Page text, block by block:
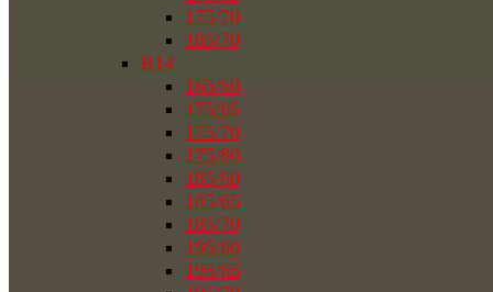
175/70
185/70
R14
165/60
175/65
175/70
175/80
185/60
185/65
185/70
195/60
195/65